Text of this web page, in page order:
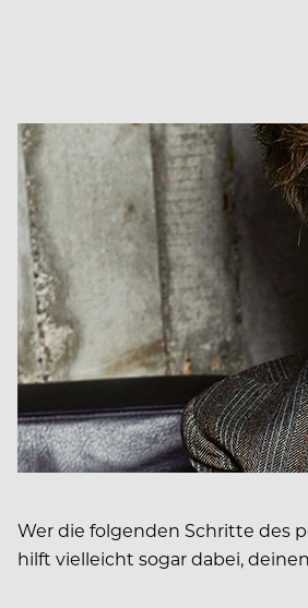
Wer die folgenden Schritte des
hilft vielleicht sogar dabei,